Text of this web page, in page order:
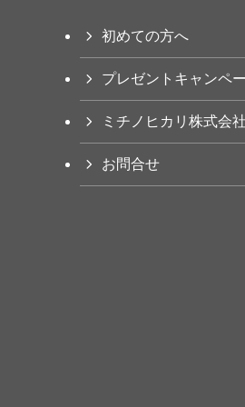
初めての方へ
プレゼントキャンペ
ミチノヒカリ株式会
お問合せ